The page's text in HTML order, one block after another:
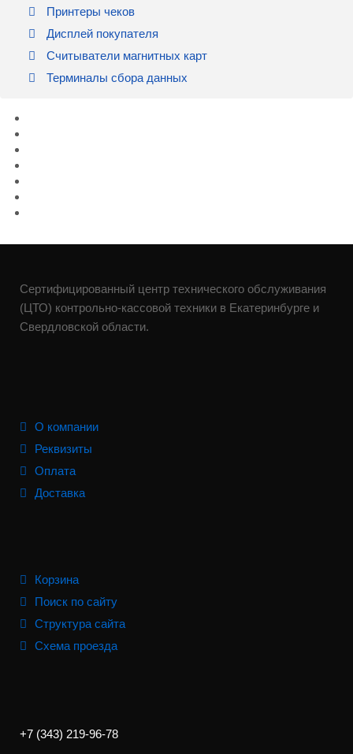
Принтеры чеков
Дисплей покупателя
Считыватели магнитных карт
Терминалы сбора данных
Сертифицированный центр технического обслуживания
(ЦТО) контрольно-кассовой техники в Екатеринбурге и
Свердловской области.
О компании
Реквизиты
Оплата
Доставка
Корзина
Поиск по сайту
Структура сайта
Схема проезда
+7 (343) 219-96-78